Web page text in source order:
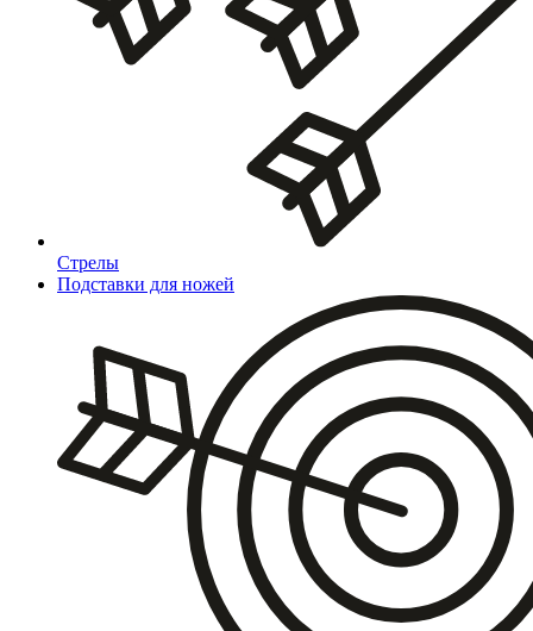
Стрелы
Подставки для ножей